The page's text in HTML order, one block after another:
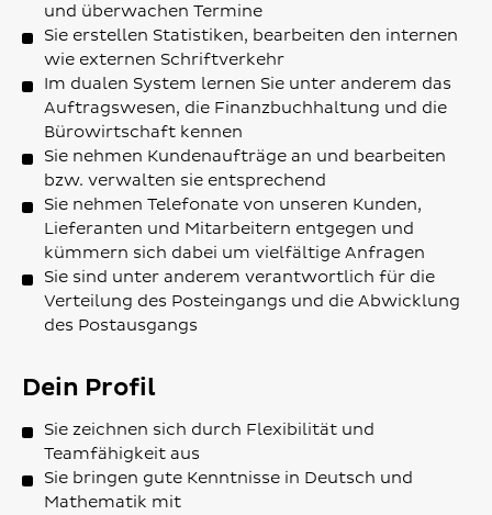
und überwachen Termine
Sie erstellen Statistiken, bearbeiten den internen
wie externen Schriftverkehr
Im dualen System lernen Sie unter anderem das
Auftragswesen, die Finanzbuchhaltung und die
Bürowirtschaft kennen
Sie nehmen Kundenaufträge an und bearbeiten
bzw. verwalten sie entsprechend
Sie nehmen Telefonate von unseren Kunden,
Lieferanten und Mitarbeitern entgegen und
kümmern sich dabei um vielfältige Anfragen
Sie sind unter anderem verantwortlich für die
Verteilung des Posteingangs und die Abwicklung
des Postausgangs
Dein Profil
Sie zeichnen sich durch Flexibilität und
Teamfähigkeit aus
Sie bringen gute Kenntnisse in Deutsch und
Mathematik mit